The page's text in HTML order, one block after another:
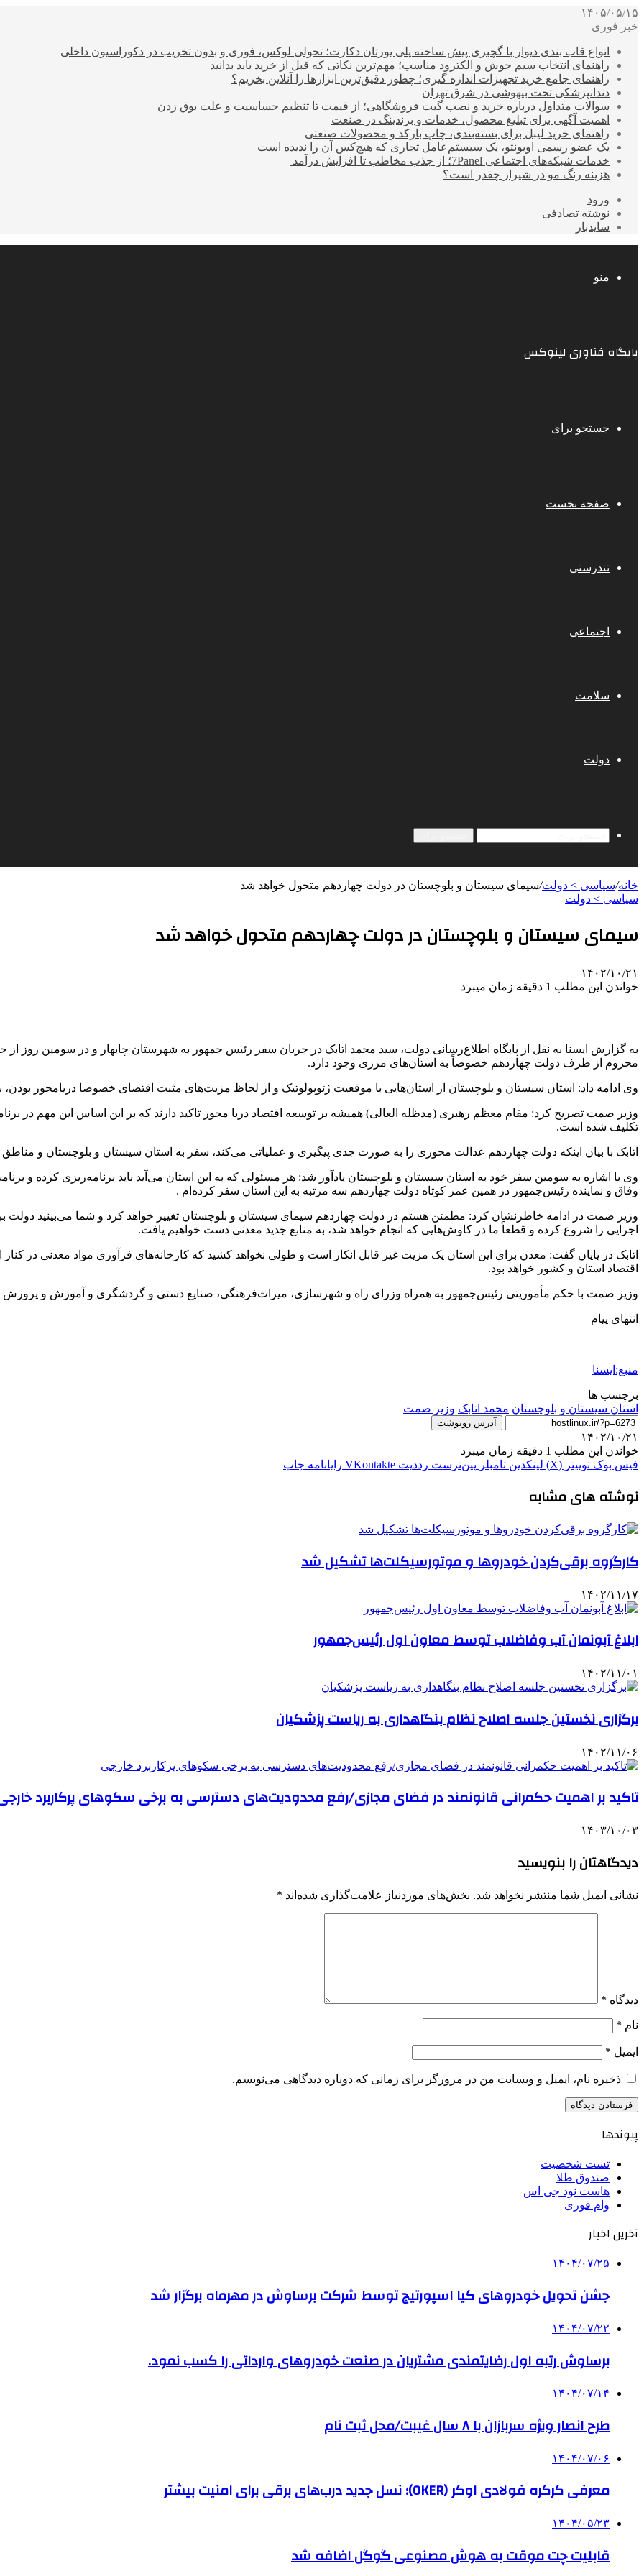
۱۴۰۵/۰۵/۱۵
خبر فوری
انواع قاب بندی دیوار با گچبری پیش ساخته پلی یورتان دکارت؛ تحولی لوکس، فوری و بدون تخریب در دکوراسیون داخلی
راهنمای انتخاب سیم جوش و الکترود مناسب؛ مهم‌ترین نکاتی که قبل از خرید باید بدانید
راهنمای جامع خرید تجهیزات اندازه گیری؛ چطور دقیق‌ترین ابزارها را آنلاین بخریم؟
دندانپزشکی تحت بیهوشی در شرق تهران
سوالات متداول درباره خرید و نصب گیت فروشگاهی؛ از قیمت تا تنظیم حساسیت و علت بوق زدن
اهمیت آگهی برای تبلیغ محصول، خدمات و برندینگ در صنعت
راهنمای خرید لیبل برای بسته‌بندی، چاپ بارکد و محصولات صنعتی
یک عضو رسمی اوبونتو، یک سیستم‌عامل تجاری که هیچ‌کس آن را ندیده است
خدمات شبکه‌های اجتماعی 7Panel؛ از جذب مخاطب تا افزایش درآمد
هزینه رنگ مو در شیراز چقدر است؟
ورود
نوشته تصادفی
سایدبار
منو
پایگاه فناوری لینوکس
جستجو برای
صفحه نخست
تندرستی
اجتماعی
سلامت
دولت
خانه/سیاسی > دولت/سیمای سیستان و بلوچستان در دولت چهاردهم متحول خواهد شد
سیاسی > دولت
سیمای سیستان و بلوچستان در دولت چهاردهم متحول خواهد شد
۱۴۰۲/۱۰/۲۱
خواندن این مطلب 1 دقیقه زمان میبرد
به گزارش ایسنا به نقل از پایگاه اطلاع‌رسانی دولت، سید محمد اتابک در جریان سفر رئیس جمهور به شهرستان چابهار و در سومین روز
محروم از طرف دولت چهاردهم خصوصاً به استان‌های مرزی وجود دارد.
وی ادامه داد: استان سیستان و بلوچستان از استان‌هایی با موقعیت ژئوپولوتیک و از لحاظ مزیت‌های مثبت اقتصای خصوصا دریامحور
وزیر صمت تصریح کرد: مقام معظم رهبری (مدظله العالی) همیشه بر توسعه اقتصاد دریا محور تاکید دارند که بر این اساس این مهم در
تکلیف شده است.
اتابک با بیان اینکه دولت چهاردهم عدالت محوری را به صورت جدی پیگیری و عملیاتی می‌کند، سفر به استان سیستان و بلوچستان و مناطق
وی با اشاره به سومین سفر خود به استان سیستان و بلوچستان یادآور شد: هر مسئولی که به این استان می‌آید باید برنامه‌ریزی کرده و
وفاق و نماینده رئیس‌جمهور در همین عمر کوتاه دولت چهاردهم سه مرتبه به این استان سفر کرده‌ام .
وزیر صمت در ادامه خاطرنشان کرد: مطمئن هستم در دولت چهاردهم سیمای سیستان و بلوچستان تغییر خواهد کرد و شما می‌بینید دولت
اجرایی را شروع کرده و قطعاً ما در کاوش‌هایی که انجام خواهد شد، به منابع جدید معدنی دست خواهیم یافت.
اتابک در پایان گفت: معدن برای این استان یک مزیت غیر قابل انکار است و طولی نخواهد کشید که کارخانه‌های فرآوری مواد معدنی در
اقتصاد استان و کشور خواهد بود.
وزیر صمت با حکم مأموریتی رئیس‌جمهور به همراه وزرای راه و شهرسازی، میراث‌فرهنگی، صنایع دستی و گردشگری و آموزش و پرورش
انتهای پیام
منبع:ایسنا
برچسب ها
استان سیستان و بلوچستان محمد اتابک وزیر صمت
آدرس رونوشت
۱۴۰۲/۱۰/۲۱
خواندن این مطلب 1 دقیقه زمان میبرد
فیس بوک توییتر (X) لینکدین ‫تامبلر ‫پین‌ترست ‫رددیت ‫VKontakte رایانامه چاپ
نوشته های مشابه
کارگروه برقی‌کردن خودروها و موتورسیکلت‌ها تشکیل شد
۱۴۰۲/۱۱/۱۷
ابلاغ آبونمان آب وفاضلاب توسط معاون اول رئیس‌جمهور
۱۴۰۲/۱۱/۰۱
برگزاری نخستین جلسه اصلاح نظام بنگاهداری به ریاست پزشکیان
۱۴۰۲/۱۱/۰۶
تاکید بر اهمیت حکمرانی قانونمند در فضای مجازی/رفع محدودیت‌های دسترسی به برخی سکوهای پرکاربرد
۱۴۰۳/۱۰/۰۳
دیدگاهتان را بنویسید
نشانی ایمیل شما منتشر نخواهد شد. بخش‌های موردنیاز علامت‌گذاری شده‌اند *
دیدگاه *
نام *
ایمیل *
ذخیره نام، ایمیل و وبسایت من در مرورگر برای زمانی که دوباره دیدگاهی می‌نویسم.
پیوندها
تست شخصیت
صندوق طلا
هاست نود جی اس
وام فوری
آخرین اخبار
۱۴۰۴/۰۷/۲۵
جشن تحویل خودروهای کیا اسپورتیج توسط شرکت برساوش در مهرماه برگزار شد
۱۴۰۴/۰۷/۲۲
برساوش رتبه اول رضایتمندی مشتریان در صنعت خودروهای وارداتی را کسب نمود.
۱۴۰۴/۰۷/۱۴
طرح انصار ویژه سربازان با ۸ سال غیبت/محل ثبت نام
۱۴۰۴/۰۷/۰۶
معرفی کرکره فولادی اوکر (OKER)؛ نسل جدید درب‌های برقی برای امنیت بیشتر
۱۴۰۴/۰۵/۲۳
قابلیت چت موقت به هوش مصنوعی گوگل اضافه شد